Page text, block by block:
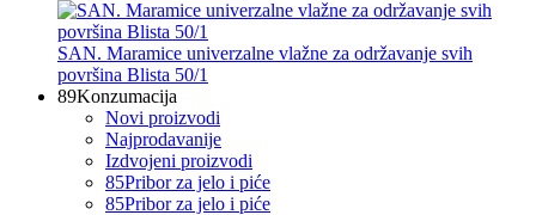
SAN. Maramice univerzalne vlažne za održavanje svih
površina Blista 50/1
89Konzumacija
Novi proizvodi
Najprodavanije
Izdvojeni proizvodi
85Pribor za jelo i piće
85Pribor za jelo i piće